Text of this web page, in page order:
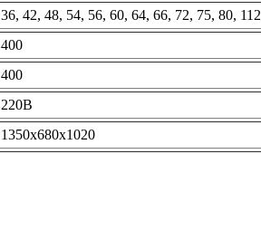
36, 42, 48, 54, 56, 60, 64, 66, 72, 75, 80, 112
400
400
220В
1350x680x1020